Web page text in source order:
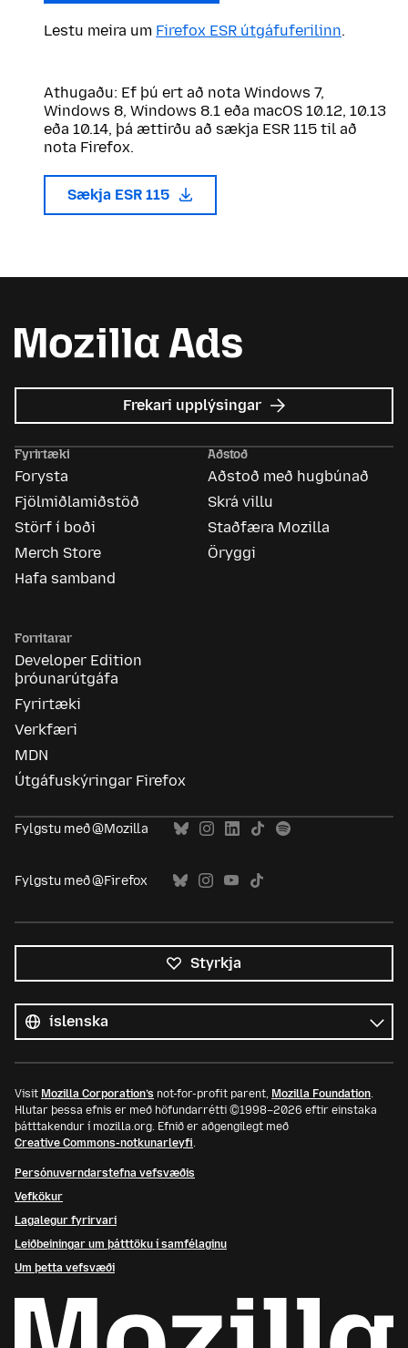
Lestu meira um Firefox ESR útgáfuferilinn.
Athugaðu: Ef þú ert að nota Windows 7,
Windows 8, Windows 8.1 eða macOS 10.12, 10.13
eða 10.14, þá ættirðu að sækja ESR 115 til að
nota Firefox.
Sækja ESR 115
Frekari upplýsingar um
Mozilla
Fyrirtæki
Forysta
Fjölmiðlamiðstöð
Störf í boði
Merch Store
Hafa samband
Aðstoð
Aðstoð með hugbúnað
Skrá villu
Staðfæra Mozilla
Öryggi
Forritarar
Developer Edition
þróunarútgáfa
Fyrirtæki
Verkfæri
MDN
Útgáfuskýringar Firefox
Fylgstu með @Mozilla
Fylgstu með @Firefox
Styrkja
tungumál
Tungumál
Visit Mozilla Corporation’s not-for-profit parent, Mozilla Foundation.
Hlutar þessa efnis er með höfundarrétti ©1998–2026 eftir einstaka
þátttakendur í mozilla.org. Efnið er aðgengilegt með
Creative Commons-notkunarleyfi.
Persónuverndarstefna vefsvæðis
Vefkökur
Lagalegur fyrirvari
Leiðbeiningar um þátttöku í samfélaginu
Um þetta vefsvæði